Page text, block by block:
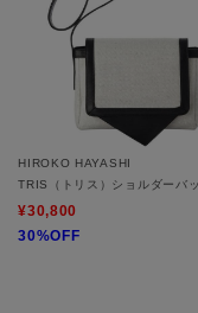
HIROKO HAYASHI
TRIS（トリス）ショルダーバ
¥30,800
30%OFF